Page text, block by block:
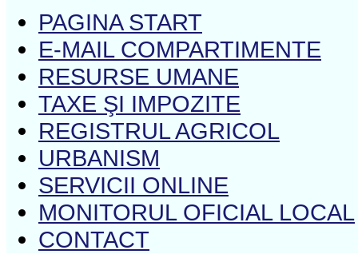
PAGINA START
E-MAIL COMPARTIMENTE
RESURSE UMANE
TAXE ŞI IMPOZITE
REGISTRUL AGRICOL
URBANISM
SERVICII ONLINE
MONITORUL OFICIAL LOCAL
CONTACT